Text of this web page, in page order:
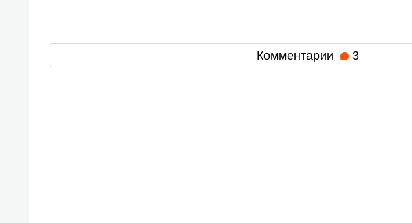
Комментарии 3